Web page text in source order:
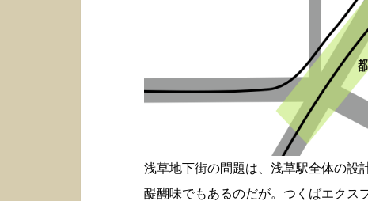
浅草地下街の問題は、浅草駅全体の設
醍醐味でもあるのだが。つくばエクス